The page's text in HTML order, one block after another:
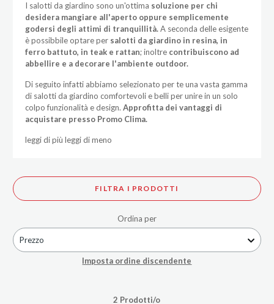
I salotti da giardino sono un'ottima soluzione per chi
desidera mangiare all'aperto oppure semplicemente
godersi degli attimi di tranquillità.A seconda delle esigente
è possibbile optare per salotti da giardino in resina, in
ferro battuto, in teak e rattan; inoltre contribuiscono ad
abbellire e a decorare l'ambiente outdoor.
Di seguito infatti abbiamo selezionato per te una vasta gamma
di salotti da giardino comfortevoli e belli per unire in un solo
colpo funzionalità e design. Approfitta dei vantaggi di
acquistare presso Promo Clima.
leggi di più leggi di meno
FILTRA I PRODOTTI
Ordina per
Prezzo
Imposta ordine discendente
2 Prodotti/o